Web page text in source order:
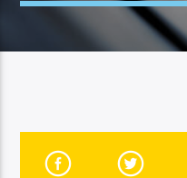
KANAPÉ
18:00